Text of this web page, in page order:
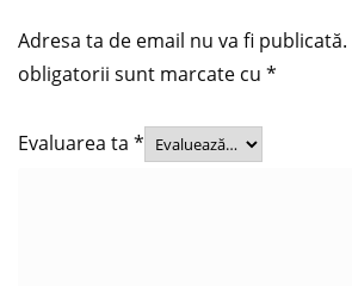
Adresa ta de email nu va fi publicată.
obligatorii sunt marcate cu *
Evaluarea ta *